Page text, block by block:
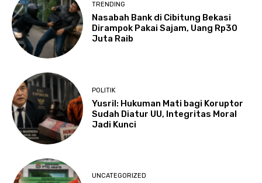
TRENDING
Nasabah Bank di Cibitung Bekasi
Dirampok Pakai Sajam, Uang Rp30
Juta Raib
POLITIK
Yusril: Hukuman Mati bagi Koruptor
Sudah Diatur UU, Integritas Moral
Jadi Kunci
UNCATEGORIZED